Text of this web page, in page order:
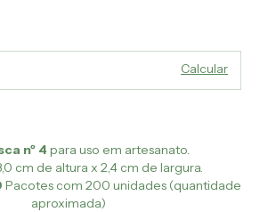
Calcular
nº 4para uso em artesanato.
cm de altura x 2,4 cm de largura.
Pacotes com 200 unidades (quantidade
aproximada)